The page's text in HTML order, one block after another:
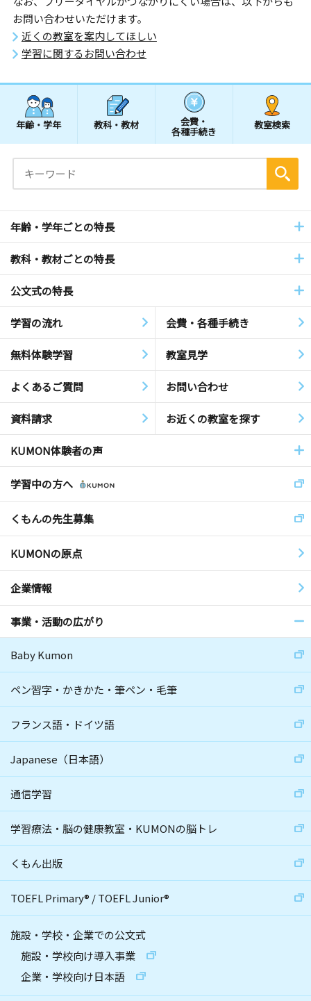
お問い合わせいただけます。
近くの教室を案内してほしい
学習に関するお問い合わせ
年齢・学年 教科・教材 会費・
各種手続き
教室検索
年齢・学年ごとの特長
教科・教材ごとの特長
公文式の特長
学習の流れ 会費・各種手続き
無料体験学習 教室見学
よくあるご質問 お問い合わせ
資料請求 お近くの教室を探す
KUMON体験者の声
学習中の方へ
くもんの先生募集
KUMONの原点
企業情報
事業・活動の広がり
Baby Kumon
ペン習字・かきかた・筆ペン・毛筆
フランス語・ドイツ語
Japanese（日本語）
通信学習
学習療法・脳の健康教室・KUMONの脳トレ
くもん出版
TOEFL Primary® /TOEFL Junior®
施設・学校・企業での公文式
施設・学校向け導入事業
企業・学校向け日本語